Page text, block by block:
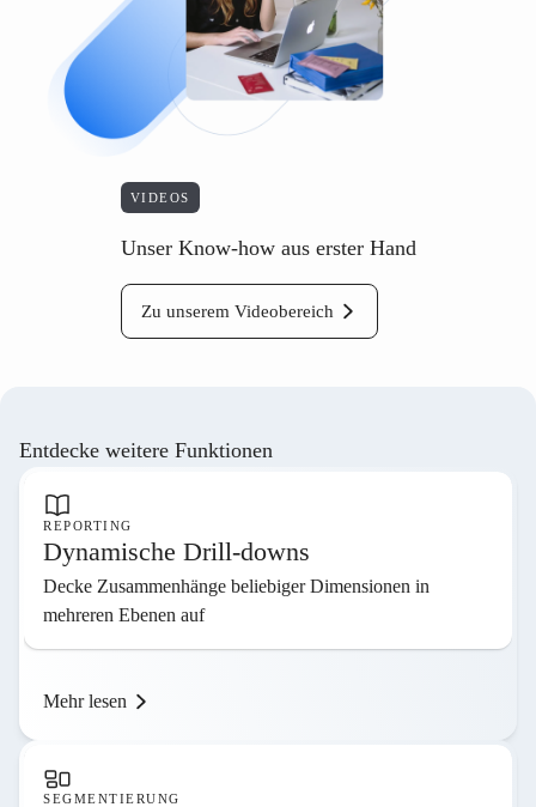
VIDEOS
Unser Know-how aus erster Hand
Zu unserem Videobereich
Entdecke weitere Funktionen
REPORTING
Dynamische Drill-downs
Decke Zusammenhänge beliebiger Dimensionen in
mehreren Ebenen auf
Mehr lesen
SEGMENTIERUNG